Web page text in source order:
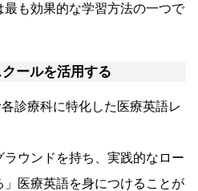
も効果的な学習方法の一つで
ールを活用する
診療科に特化した医療英語レ
ウンドを持ち、実践的なロー
医療英語を身につけることが